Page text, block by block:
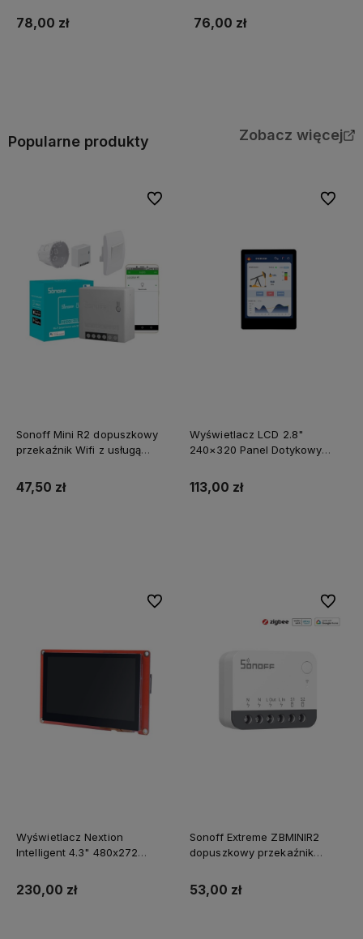
78,00 zł 76,00 zł
Popularne produkty Zobacz więcej
Sonoff Mini R2 dopuszkowy
przekaźnik Wifi z usługą
SUPLA
47,50 zł
Do ulubionych
Wyświetlacz LCD 2.8"
240×320 Panel Dotykowy
113,00 zł
Do
Wyświetlacz Nextion
Intelligent 4.3" 480x272
pojemnościowy panel
dotykowy
230,00 zł
Do ulubionych
Sonoff Extreme ZBMINIR2
dopuszkowy przekaźnik
router Zigbee
53,00 zł
Do